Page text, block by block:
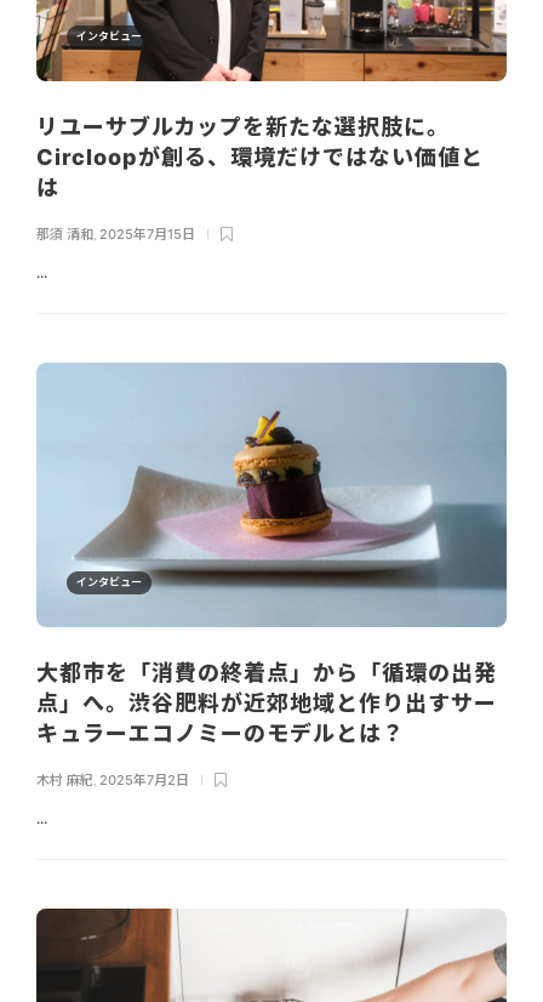
インタビュー
リユーサブルカップを新たな選択肢に。
Circloopが創る、環境だけではない価値と
は
那須 清和 2025年7月15日
...
インタビュー
大都市を「消費の終着点」から「循環の出発
点」へ。渋谷肥料が近郊地域と作り出すサー
キュラーエコノミーのモデルとは？
木村 麻紀, 2025年7月2日
...